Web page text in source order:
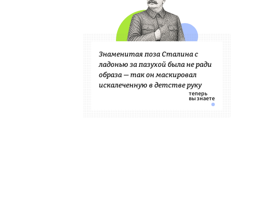
Знаменитая поза Сталина с
ладонью за пазухой была не ради
образа — так он маскировал
искалеченную в детстве руку